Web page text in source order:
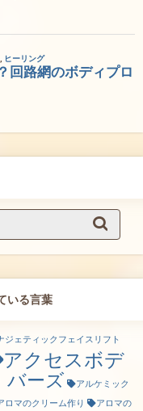
いる言葉
ジェティックフェイスリフト
アクセスボデ
バーズ
アルケミック
ロマのクリーム作り
アロマの